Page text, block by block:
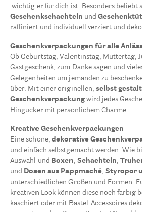
wichtig er für dich ist. Besonders beliebt
Geschenkschachteln und
raffiniert und individuell verziert und
Geschenkverpackungen für alle
Ob Geburtstag, Valentinstag, Muttertag,
Gastgeschenk, zum Danke sagen und
Gelegenheiten um jemanden zu
über. Mit einer originellen, selbst
Geschenkverpackungwird jedes
Hingucker mit persönlichem Charme.
Kreative Geschenkverpackungen
Eine schöne, dekorative
und einfach selbstgemacht werden. Wie
Auswahl und Boxen, Schachteln,
und Dosen aus Pappmaché, Styropor
unterschiedlichen Größen und Formen.
kreativen Look können diese noch farbig
kaschiert oder mit Bastel-Accessoires